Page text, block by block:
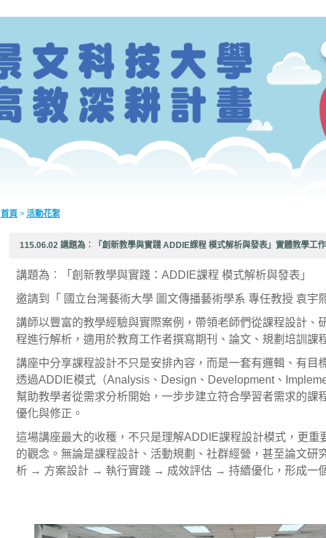
首頁 > 活動花絮
115.06.02 講題為︰「創新教學與實踐 ADDIE課程 模式解析與發表」實體教學工
講題為︰「創新教學與實踐：ADDIE課程 模式解析與發表」
邀請到「 國立台灣藝術大學 圖文傳播藝術學系 專任教授 袁宇
講師以豐富的教學經驗與實際案例，帶領老師們從課程設計、
程進行解析，適用於教育工作者撰寫期刊、論文、規劃培訓課
講座中分享課程設計不只是安排內容，而是一套有邏輯、有目
透過ADDIE模式（Analysis、Design、Development、
幫助教學者從需求分析開始，一步步建立符合學習者需求的課
優化與修正。
這場講座最大的收穫，不只是理解ADDIE課程設計模式，更重
的觀念。無論是課程設計、活動規劃、社群經營，甚至論文研
析 → 方案設計 → 執行實踐 → 成效評估 → 持續優化，形成一